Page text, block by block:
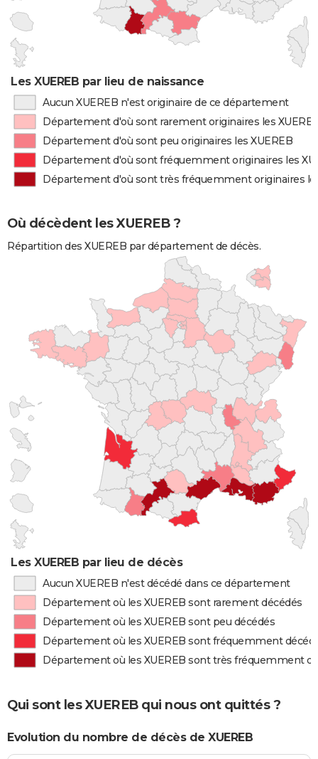
Les XUEREB par lieu de naissance
Aucun XUEREB n'est originaire de ce département
Département d'où sont rarement originaires les
Département d'où sont peu originaires les XUEREB
Département d'où sont fréquemment originaires les
Département d'où sont très fréquemment originaires
Où décèdent les XUEREB ?
Répartition des XUEREB par département de décès.
Les XUEREB par lieu de décès
Aucun XUEREB n'est décédé dans ce département
Département où les XUEREB sont rarement décédés
Département où les XUEREB sont peu décédés
Département où les XUEREB sont fréquemment
Département où les XUEREB sont très fréquemment
Qui sont les XUEREB qui nous ont quittés ?
Evolution du nombre de décès de XUEREB